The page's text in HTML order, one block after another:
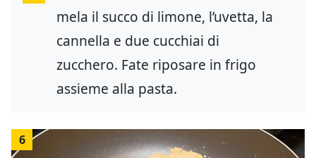
mela il succo di limone, l’uvetta, la
cannella e due cucchiai di
zucchero. Fate riposare in frigo
assieme alla pasta.
6